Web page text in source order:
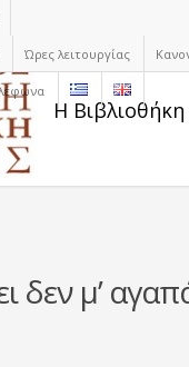
Ώρες λειτουργίας
Η
δεν μ’